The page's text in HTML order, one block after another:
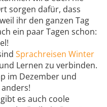
sorgen dafür, dass
ihr den ganzen Tag
ein paar Tagen schon:
Sprachreisen Winter
Lernen zu verbinden.
im Dezember und
es auch coole